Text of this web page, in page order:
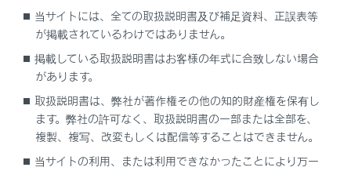
地図データについて
地図データベースについて
当サイトには、全ての取扱説明書及び補足資料、正誤表等
が掲載されているわけではありません。
掲載している取扱説明書はお客様の年式に合致しない場合
があります。
取扱説明書は、弊社が著作権その他の知的財産権を保有し
ます。弊社の許可なく、取扱説明書の一部または全部を、
複製、複写、改変もしくは配信等することはできません。
当サイトの利用、または利用できなかったことにより万一